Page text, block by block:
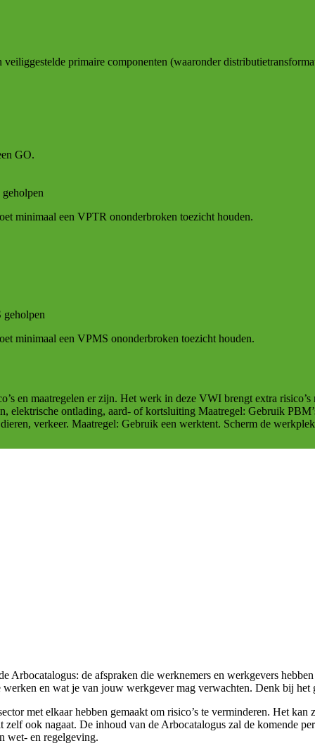
primaire componenten (waaronder
GO.
minimaal een VPTR ononderbroken toezicht houden.
minimaal een VPMS ononderbroken toezicht houden.
en maatregelen er zijn. Het werk in deze VWI brengt extra risico’s
elektrische ontlading, aard- of kortsluiting Maatregel: Gebruik
verkeer. Maatregel: Gebruik een werktent. Scherm de
de afspraken die werknemers en werkgevers
en wat je van jouw werkgever mag verwachten. Denk bij het
met elkaar hebben gemaakt om risico’s te verminderen. Het
ook nagaat. De inhoud van de Arbocatalogus zal de komende
wet- en regelgeving.